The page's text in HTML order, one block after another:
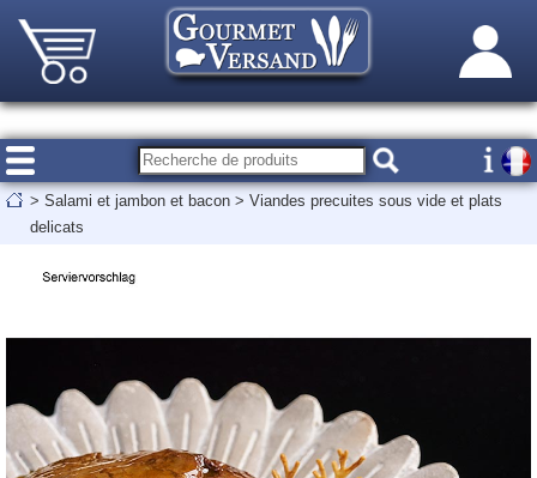
> Salami et jambon et bacon > Viandes precuites sous vide et plats
delicats